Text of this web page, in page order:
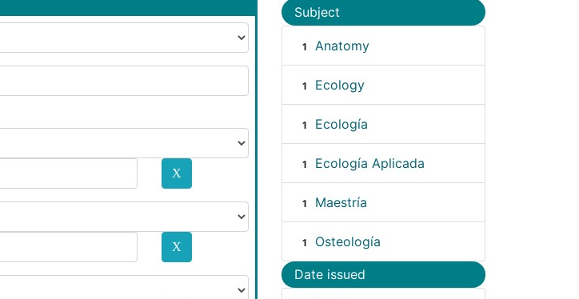
Subject
1 Anatomy
1 Ecology
1 Ecología
1 Ecología Aplicada
1 Maestría
1 Osteología
Date issued